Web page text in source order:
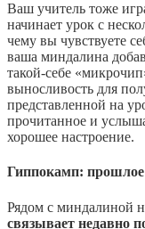
Ваш учитель тоже
начинает урок с
чему вы чувствуете
ваша миндалина
такой-себе
выносливость для
представленной на
прочитанное и
хорошее настроение.
Гиппокамп: прошлое
Рядом с миндалиной
связывает недавно